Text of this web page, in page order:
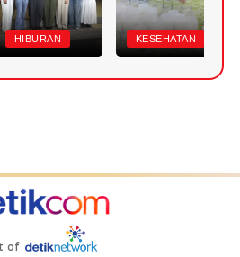
HIBURAN KESEHATAN
of